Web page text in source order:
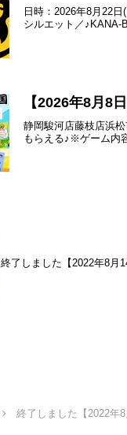
日時：2026年8月22
シルエット／♪KANA-
【2026年8月8
静岡駿河店藤枝店浜
もらえる♪※ゲーム内
終了しました【2022年8月
終了しました【2022年